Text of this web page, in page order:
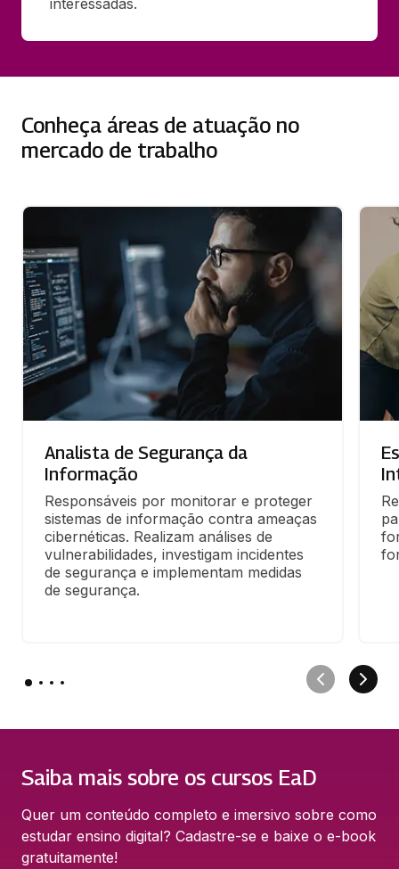
Conheça áreas de atuação no
mercado de trabalho
Analista de Segurança da
Informação
Responsáveis por monitorar e proteger
sistemas de informação contra ameaças
cibernéticas. Realizam análises de
vulnerabilidades, investigam incidentes
de segurança e implementam medidas
de segurança.
Saiba mais sobre os cursos EaD
Quer um conteúdo completo e imersivo sobre como
estudar ensino digital? Cadastre-se e baixe o e-book
gratuitamente!